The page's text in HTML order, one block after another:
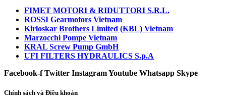
FIMET MOTORI & RIDUTTORI S.R.L.
ROSSI Gearmotors Vietnam
Kirloskar Brothers Limited (KBL) Vietnam
Marzocchi Pompe Vietnam
KRAL Screw Pump GmbH
UFI FILTERS HYDRAULICS S.p.A
Facebook-f Twitter InstagramYoutube Whatsapp Skype
Chính sách và Điều khoản